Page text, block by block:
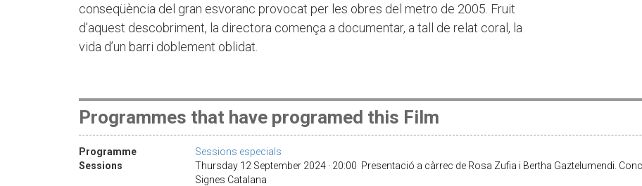
conseqüència del gran esvoranc provocat per les obres del metro de 2005. Fruit
d’aquest descobriment, la directora comença a documentar, a tall de relat coral, la
vida d’un barri doblement oblidat.
Programmes that have programed this Film
Programme
Sessions especials
Sessions
Thursday 12 September 2024 · 20:00 Presentació a càrrec de Rosa Zufia i Bertha Gaztelumendi.
Signes Catalana